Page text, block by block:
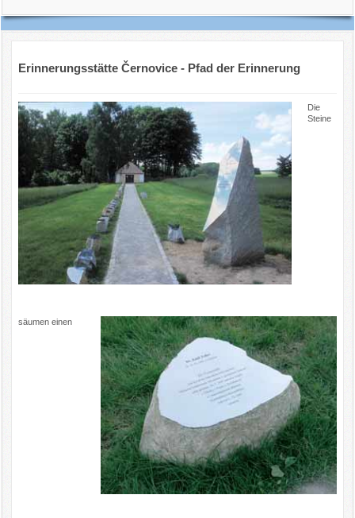
Erinnerungsstätte Černovice - Pfad der Erinnerung
Die
Steine
säumen einen